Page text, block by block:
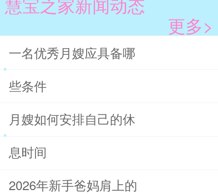
更多>
一名优秀月嫂应具备哪
些条件
月嫂如何安排自己的休
息时间
2026年新手爸妈肩上的